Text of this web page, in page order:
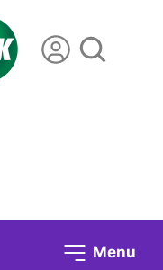
Menu